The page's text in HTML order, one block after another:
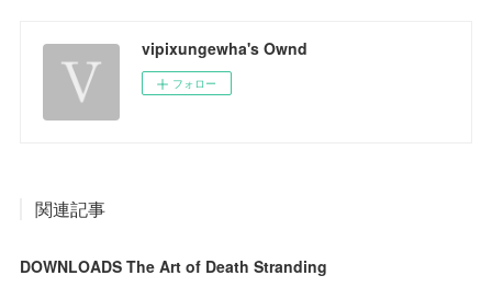
vipixungewha's Ownd
フォロー
関連記事
DOWNLOADS The Art of Death Stranding